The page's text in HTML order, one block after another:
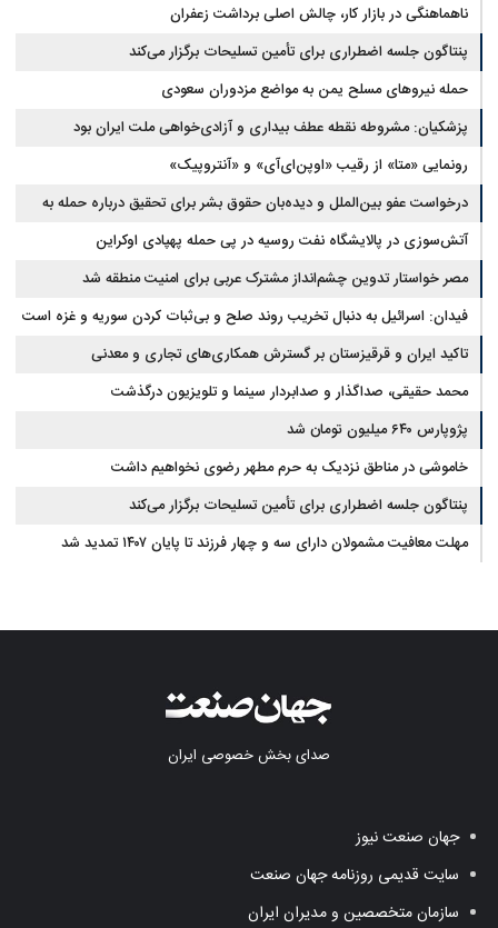
کشور است
ناهماهنگی در بازار کار، چالش اصلی برداشت زعفران
پنتاگون جلسه اضطراری برای تأمین تسلیحات برگزار می‌کند
حمله نیروهای مسلح یمن به مواضع مزدوران سعودی
پزشکیان: مشروطه نقطه عطف بیداری و آزادی‌خواهی ملت ایران بود
رونمایی «متا» از رقیب «اوپن‌ای‌آی» و «آنتروپیک»
درخواست عفو بین‌الملل و دیده‌بان حقوق بشر برای تحقیق درباره حمله به
خبرنگاران در لبنان
آتش‌سوزی در پالایشگاه نفت روسیه در پی حمله پهپادی اوکراین
مصر خواستار تدوین چشم‌انداز مشترک عربی برای امنیت منطقه شد
فیدان: اسرائیل به دنبال تخریب روند صلح و بی‌ثبات کردن سوریه و غزه است
تاکید ایران و قرقیزستان بر گسترش همکاری‌های تجاری و معدنی
محمد حقیقی، صداگذار و صدابردار سینما و تلویزیون درگذشت
پژوپارس ۶۴۰ میلیون تومان شد
خاموشی در مناطق نزدیک به حرم مطهر رضوی نخواهیم داشت
پنتاگون جلسه اضطراری برای تأمین تسلیحات برگزار می‌کند
مهلت معافیت مشمولان دارای سه و چهار فرزند تا پایان ۱۴۰۷ تمدید شد
صدای بخش خصوصی ایران
جهان صنعت نیوز
سایت قدیمی روزنامه جهان صنعت
سازمان متخصصین و مدیران ایران